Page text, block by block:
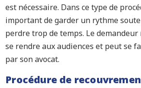
est nécessaire. Dans ce type de
important de garder un rythme
perdre trop de temps. Le demandeur
se rendre aux audiences et peut se
par son avocat.
Procédure de